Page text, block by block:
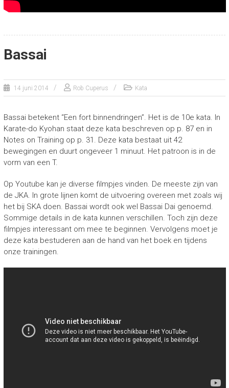
Bassai
14 juni 2014 Rob Cuperus Kata
Bassai betekent “Een fort binnendringen”. Het is de 10e kata. In
Karate-do Kyohan staat deze kata beschreven op p. 87 en in
Notes on Training op p. 31. Deze kata bestaat uit 42
bewegingen en duurt ongeveer 1 minuut. Het patroon is in de
vorm van een T.
Op Youtube kan je diverse filmpjes vinden. De meeste zijn van
de JKA. In grote lijnen komt de uitvoering overeen met zoals wij
het bij SKA doen. Bassai wordt ook wel Bassai Dai genoemd.
Sommige details in de kata kunnen verschillen. Toch zijn deze
filmpjes interessant om mee te beginnen. Vervolgens moet je
deze kata bestuderen aan de hand van het boek en tijdens
onze trainingen.